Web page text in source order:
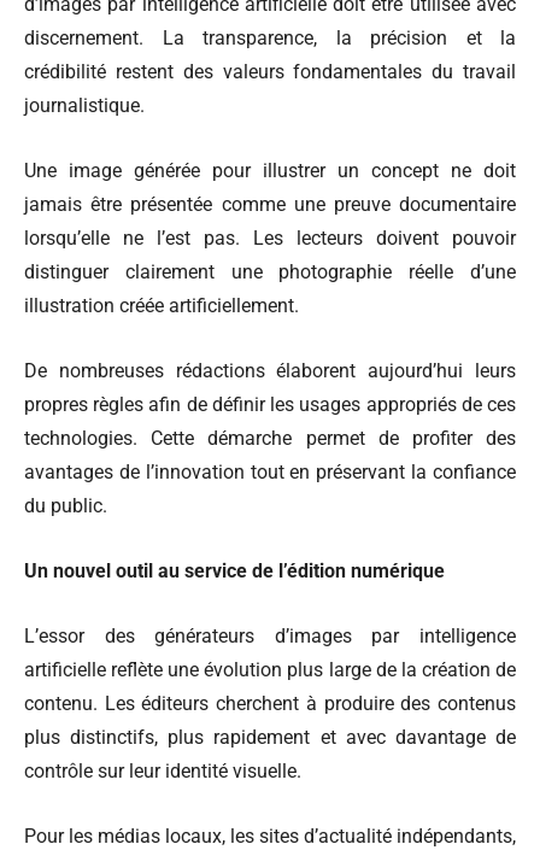
discernement. La transparence, la précision et la
crédibilité restent des valeurs fondamentales du travail
journalistique.
Une image générée pour illustrer un concept ne doit
jamais être présentée comme une preuve documentaire
lorsqu’elle ne l’est pas. Les lecteurs doivent pouvoir
distinguer clairement une photographie réelle d’une
illustration créée artificiellement.
De nombreuses rédactions élaborent aujourd’hui leurs
propres règles afin de définir les usages appropriés de ces
technologies. Cette démarche permet de profiter des
avantages de l’innovation tout en préservant la confiance
du public.
Un nouvel outil au service de l’édition numérique
L’essor des générateurs d’images par intelligence
artificielle reflète une évolution plus large de la création de
contenu. Les éditeurs cherchent à produire des contenus
plus distinctifs, plus rapidement et avec davantage de
contrôle sur leur identité visuelle.
Pour les médias locaux, les sites d’actualité indépendants,